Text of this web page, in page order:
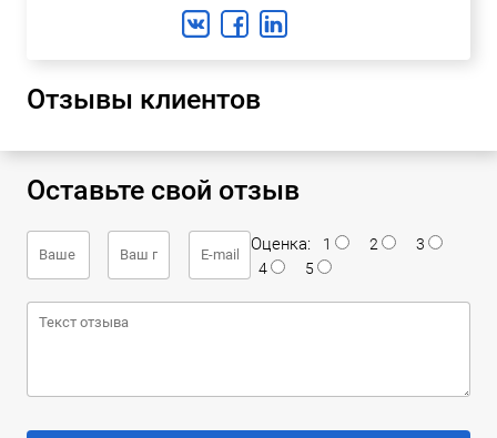
Отзывы клиентов
Оставьте свой отзыв
Оценка: 1 2
3
4
5